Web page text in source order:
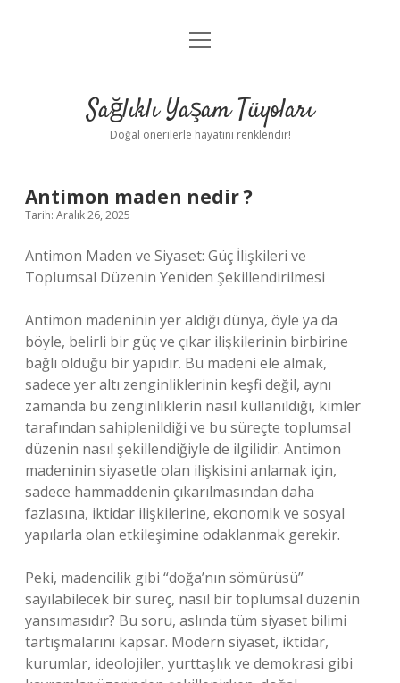
Anasayfa
Yasal Uyarı
menüyü
Sağlıklı Yaşam Tüyoları
Doğal önerilerle hayatını renklendir!
Antimon maden nedir ?
Tarih: Aralık 26, 2025
Antimon Maden ve Siyaset: Güç İlişkileri ve
Toplumsal Düzenin Yeniden Şekillendirilmesi
Antimon madeninin yer aldığı dünya, öyle ya da
böyle, belirli bir güç ve çıkar ilişkilerinin birbirine
bağlı olduğu bir yapıdır. Bu madeni ele almak,
sadece yer altı zenginliklerinin keşfi değil, aynı
zamanda bu zenginliklerin nasıl kullanıldığı, kimler
tarafından sahiplenildiği ve bu süreçte toplumsal
düzenin nasıl şekillendiğiyle de ilgilidir. Antimon
madeninin siyasetle olan ilişkisini anlamak için,
sadece hammaddenin çıkarılmasından daha
fazlasına, iktidar ilişkilerine, ekonomik ve sosyal
yapılarla olan etkileşimine odaklanmak gerekir.
Peki, madencilik gibi “doğa’nın sömürüsü”
sayılabilecek bir süreç, nasıl bir toplumsal düzenin
yansımasıdır? Bu soru, aslında tüm siyaset bilimi
tartışmalarını kapsar. Modern siyaset, iktidar,
kurumlar, ideolojiler, yurttaşlık ve demokrasi gibi